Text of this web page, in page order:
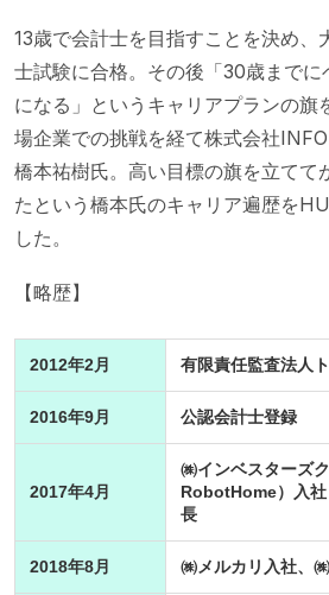
13歳で会計士を目指すことを決め、
士試験に合格。その後「30歳までに
になる」というキャリアプランの旗
場企業での挑戦を経て株式会社
橋本祐樹氏。高い目標の旗を立てて
たという橋本氏のキャリア遍歴を
した。
【略歴】
2012年2月 有限責任監査法人
2016年9月 公認会計士登録
2017年4月
㈱インベスターズ
RobotHome）入
長
2018年8月 ㈱メルカリ入社、